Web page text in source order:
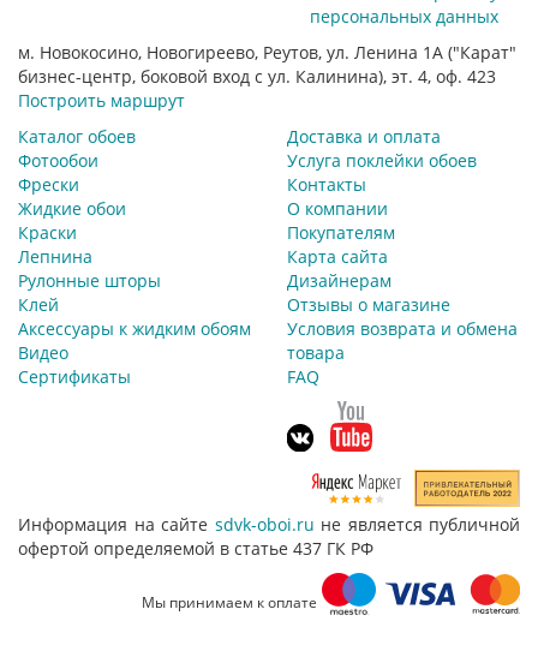
персональных данных
м. Новокосино, Новогиреево, Реутов, ул. Ленина 1А ("Карат"
бизнес-центр, боковой вход с ул. Калинина), эт. 4, оф. 423
Построить маршрут
Каталог обоев
Фотообои
Фрески
Жидкие обои
Краски
Лепнина
Рулонные шторы
Клей
Аксессуары к жидким обоям
Видео
Сертификаты
Доставка и оплата
Услуга поклейки обоев
Контакты
О компании
Покупателям
Карта сайта
Дизайнерам
Отзывы о магазине
Условия возврата и обмена
товара
FAQ
Информация на сайте sdvk-oboi.ru не является публичной
офертой определяемой в статье 437 ГК РФ
Мы принимаем к оплате